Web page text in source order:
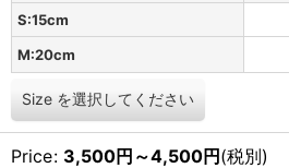
S:15cm
M:20cm
Size を選択してください
Price: 3,500円 ～4,500円 (税別)